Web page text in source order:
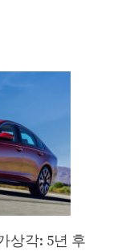
상각: 5년 후